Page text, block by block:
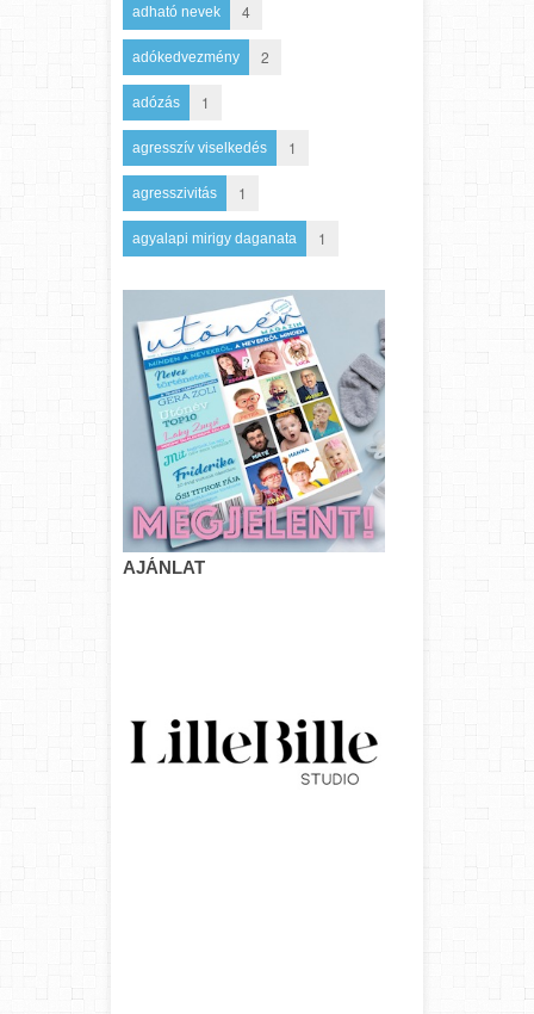
adható nevek 4
adókedvezmény 2
adózás 1
agresszív viselkedés 1
agresszivitás 1
agyalapi mirigy daganata 1
AJÁNLAT